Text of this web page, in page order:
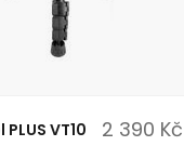
VT10
2 390 Kč